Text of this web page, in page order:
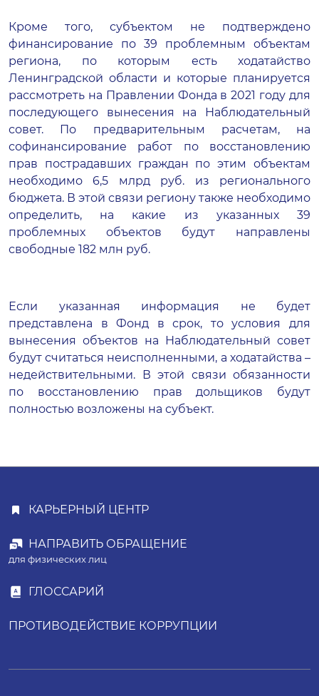
Кроме того, субъектом не подтверждено
финансирование по 39 проблемным объектам
региона, по которым есть ходатайство
Ленинградской области и которые планируется
рассмотреть на Правлении Фонда в 2021 году для
последующего вынесения на Наблюдательный
совет. По предварительным расчетам, на
софинансирование работ по восстановлению
прав пострадавших граждан по этим объектам
необходимо 6,5 млрд руб. из регионального
бюджета. В этой связи региону также необходимо
определить, на какие из указанных 39
проблемных объектов будут направлены
свободные 182 млн руб.
Если указанная информация не будет
представлена в Фонд в срок, то условия для
вынесения объектов на Наблюдательный совет
будут считаться неисполненными, а ходатайства –
недействительными. В этой связи обязанности
по восстановлению прав дольщиков будут
полностью возложены на субъект.
КАРЬЕРНЫЙ ЦЕНТР
НАПРАВИТЬ ОБРАЩЕНИЕ
для физических лиц
ГЛОССАРИЙ
ПРОТИВОДЕЙСТВИЕ КОРРУПЦИИ